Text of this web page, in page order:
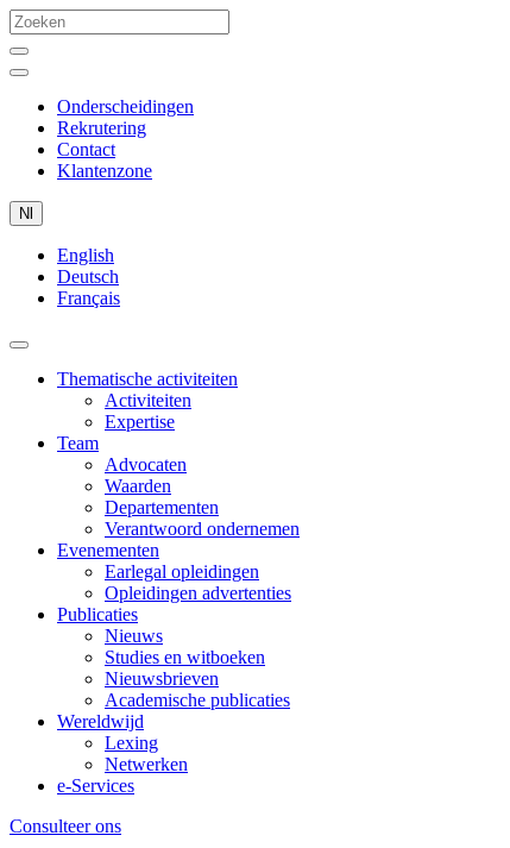
Onderscheidingen
Rekrutering
Contact
Klantenzone
Nl
English
Deutsch
Français
Thematische activiteiten
Activiteiten
Expertise
Team
Advocaten
Waarden
Departementen
Verantwoord ondernemen
Evenementen
Earlegal opleidingen
Opleidingen advertenties
Publicaties
Nieuws
Studies en witboeken
Nieuwsbrieven
Academische publicaties
Wereldwijd
Lexing
Netwerken
e-Services
Consulteer ons